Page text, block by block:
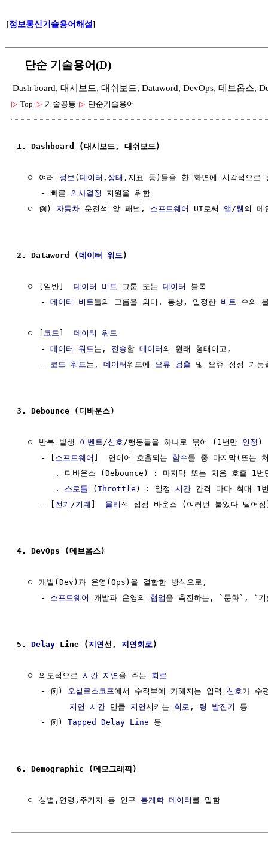
[정보통신기술용어해설]
단순 기술용어(D)
Dash board, 대시보드, 대쉬보드, Dataword, DevOps, 데브옵스,
▷ Top ▷ 기술공통 ▷ 단순기술용어
1. Dashboard (대시보드, 대쉬보드)
  ㅇ 여러
정보 (데이터 , 상태 ,지표 등)들을 한 화면에 시각적으로
     - 빠른
의사결정
지원을 위함
  ㅇ 例)
자동차 운전석 앞 패널, 소프트웨어 UI로써 앱 /웹 의 메
2. Dataword (데이터 워드)
  ㅇ [일반]
데이터 비트 그룹 또는 데이터
블록
     -
데이터 비트 들의 그룹을 의미. 통상, 일정한 비트 수의
  ㅇ [
코드 ] 데이터
워드
     -
데이터 워드 는, 전송할 데이터 의 원래 형태이고,
     -
코드 워드 는, 데이터워드에 오류 검출 및 오쥬 정정 기능
3. Debounce (디바운스)
  ㅇ 반복 발생
이벤트 /신호 /행동들을 하나로 묶어 (1번만 인정 )
     - [
소프트웨어 ]  연이어 호출되는 함수들 중 마지막(또는
. 디바운스 (Debounce) : 마지막 또는 처음 호출 1번
        .
스로틀 (Throttle ) : 일정 시간 간격 마다 최대 1
     - [
전기 /기계 ] 물리 적 접점 바운스 (여러번 붙었다 떨어
4. DevOps (데브옵스)
  ㅇ 개발(Dev)과 운영(Ops)을 결합한 방식으로,
     -
소프트웨어 개발과 운영의 협업 을 촉진하는, `문화`, `
5. Delay Line (지연선, 지연회로 )
  ㅇ 의도적으로
시간 지연 을 주는 회로
     - 例)
오실로스코프에서 수직부에 가해지는 입력 신호가 수
지연
시간 만큼 지연시키는 회로 , 링 발진기
등
     - 例)
Tapped Delay Line 등
6. Demographic (데모그래픽)
  ㅇ 성별,연령,주거지 등 인구
통계학 데이터